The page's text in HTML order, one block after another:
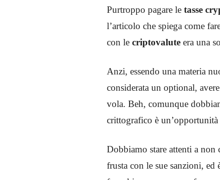
Purtroppo pagare le tasse
l’articolo che spiega come
con le criptovalute era una
Anzi, essendo una materia
considerata un optional,
vola. Beh, comunque
crittografico è un’opportunità
Dobbiamo stare attenti a
frusta con le sue sanzioni, ed